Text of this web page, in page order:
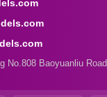
No.808 Baoyuanliu Road